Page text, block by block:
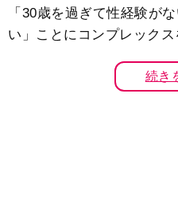
「30歳を過ぎて性経験が
い」ことにコンプレック
続き